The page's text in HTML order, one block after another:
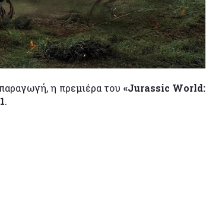
η πρεμιέρα του «Jurassic World:
.